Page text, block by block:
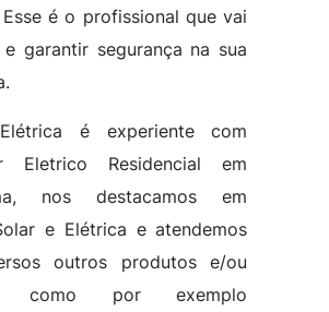
é o profissional que vai
garantir segurança na sua
é experiente com
Eletrico Residencial em
nos destacamos em
e Elétrica e atendemos
outros produtos e/ou
como por exemplo